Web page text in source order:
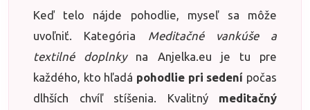
Keď telo nájde pohodlie, myseľ sa môže
uvoľniť. Kategória Meditačné vankúše a
textilné doplnkyna Anjelka.eu je tu pre
každého, kto hľadá pohodlie pri sedení počas
dlhších chvíľ stíšenia. Kvalitný meditačný